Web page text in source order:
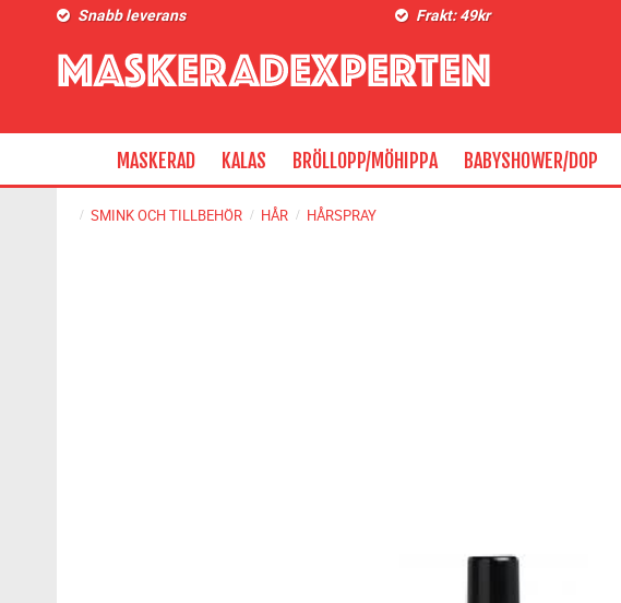
Snabb leverans Frakt: 49kr
MASKERAD KALAS BRÖLLOPP/MÖHIPPA BABYSHOWER/DOP
SMINK OCH TILLBEHÖR HÅR HÅRSPRAY